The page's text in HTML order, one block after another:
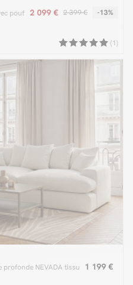
pouf 2 099 € 2 399 € -13%
(1)
profonde NEVADA tissu
1 199 €